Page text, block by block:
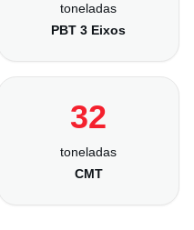
toneladas
PBT 3 Eixos
32
toneladas
CMT